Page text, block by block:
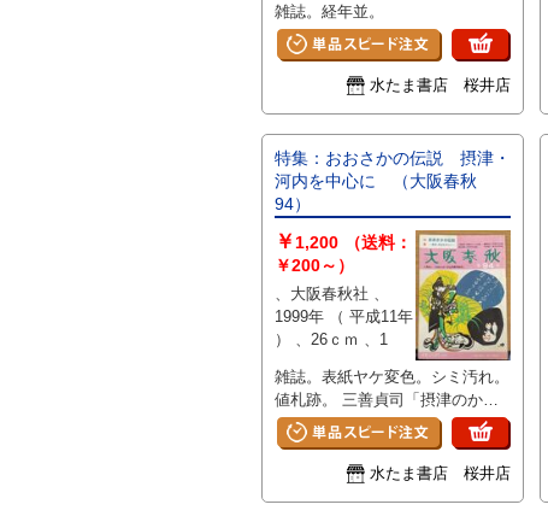
雑誌。経年並。
水たま書店 桜井店
特集：おおさかの伝説 摂津・
河内を中心に （大阪春秋
94）
￥ 1,200
（送料：
￥200～）
、大阪春秋社 、
1999年 （ 平成11年
） 、26ｃｍ 、1
雑誌。表紙ヤケ変色。シミ汚れ。
値札跡。 三善貞司「摂津のかく
れ伝説」 棚橋利光「中河内の伝
説」 瀬川芳則「北河内の伝説」
出水憲己「南河内の伝説」
水たま書店 桜井店